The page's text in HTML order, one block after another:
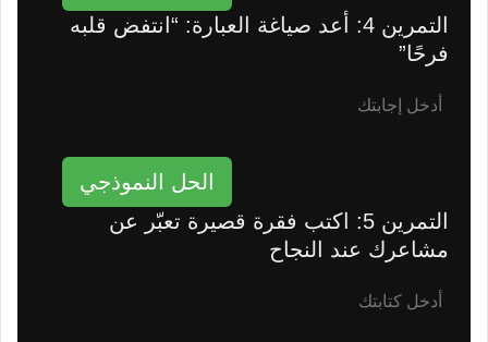
التمرين 4: أعد صياغة العبارة: “انتفض قلبه
فرحًا”
الحل النموذجي
التمرين 5: اكتب فقرة قصيرة تعبّر عن
مشاعرك عند النجاح